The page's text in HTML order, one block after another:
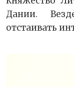
Дании.
отстаивать